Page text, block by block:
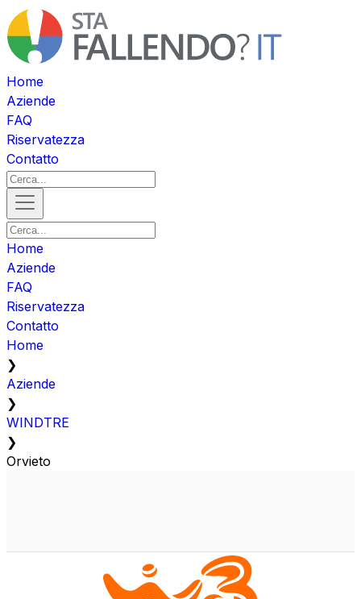
Home
Aziende
FAQ
Riservatezza
Contatto
Home
Aziende
FAQ
Riservatezza
Contatto
Home
❯
Aziende
❯
WINDTRE
❯
Orvieto